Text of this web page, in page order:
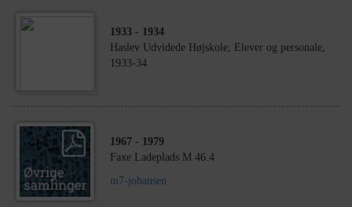
1933 - 1934
Haslev Udvidede Højskole, Elever og personale,
1933-34
1967 - 1979
Faxe Ladeplads M 46.4
m7-johansen